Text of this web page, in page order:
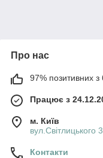
Про нас
97% позитивних з
Працює з
м. Київ
вул.Світлицького
Контакти